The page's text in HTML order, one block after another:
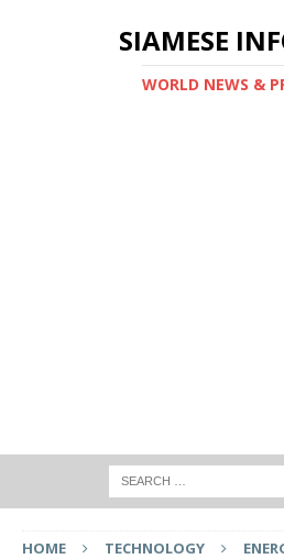
SIAMESE
WORLD NEWS &
HOME TECHNOLOGY